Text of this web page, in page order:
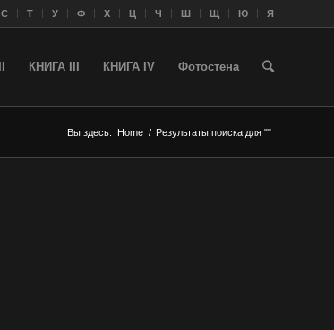
С Т У Ф Х Ц Ч Ш Щ Ю Я
КНИГА III КНИГА IV Фотостена
Вы здесь: Home / Результаты поиска для ""